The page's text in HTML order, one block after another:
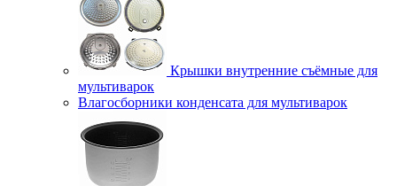
Крышки внутренние съёмные для
мультиварок
Влагосборники конденсата для мультиварок